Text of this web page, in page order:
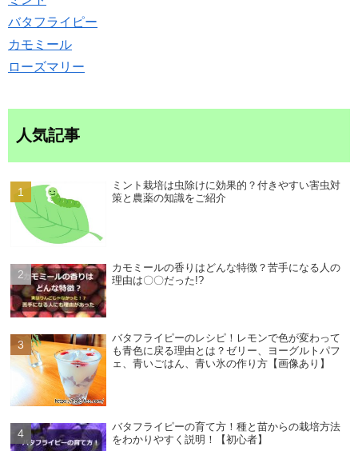
バタフライピー
カモミール
ローズマリー
人気記事
ミント栽培は虫除けに効果的？付きやすい害虫対
策と農薬の知識をご紹介
カモミールの香りはどんな特徴？苦手になる人の
理由は〇〇だった!?
バタフライピーのレシピ！レモンで色が変わって
も青色に戻る理由とは？ゼリー、ヨーグルトパフ
ェ、青いごはん、青い氷の作り方【画像あり】
バタフライピーの育て方！種と苗からの栽培方法
をわかりやすく説明！【初心者】